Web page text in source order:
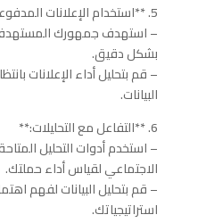
5. **استخدام الإعلانات المدفوعة بذكاء:**
– استهدف جمهورك المستهدف
بشكل دقيق.
– قم بتحليل أداء الإعلانات
البيانات.
6. **التفاعل مع التحليلات:**
– استخدم أدوات التحليل
الاجتماعي لقياس أداء حملتك.
– قم بتحليل البيانات لفهم
استراتيجياتك.